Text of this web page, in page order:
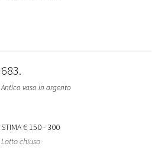
683
Antico vaso in argento
STIMA€ 150 - 300
Lotto chiuso